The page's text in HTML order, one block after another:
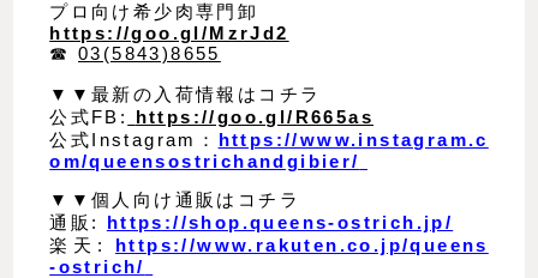
プロ向け希少肉専門卸
https://goo.gl/MzrJd2
☎︎03(5843)8655
▼▼最新の入荷情報はコチラ
公式FB:
https://goo.gl/R665as
公式Instagram：
https://www.instagram.c
om/queensostrichandgibier/
▼▼個人向け通販はコチラ
通販:
https://shop.queens-ostrich.jp/
楽天:
https://www.rakuten.co.jp/queens
-ostrich/